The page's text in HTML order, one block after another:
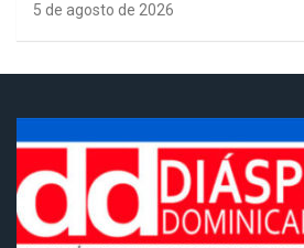
5 de agosto de 2026